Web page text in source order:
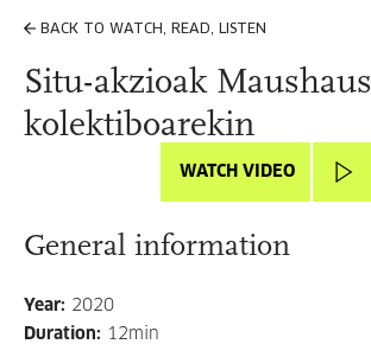
BACK TO WATCH, READ, LISTEN
Situ-akzioak Maushaus
kolektiboarekin
WATCH VIDEO
General information
Year: 2020
Duration: 12min